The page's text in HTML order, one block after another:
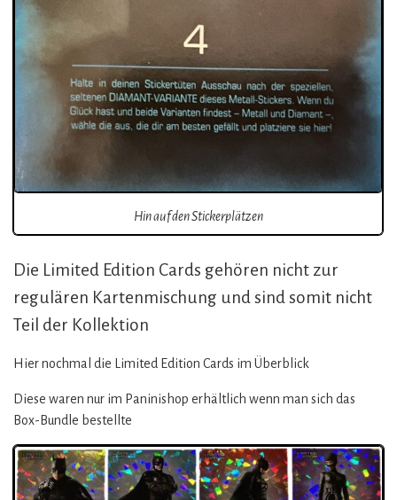
Hin auf den Stickerplätzen
Die Limited Edition Cards gehören nicht zur
regulären Kartenmischung und sind somit nicht
Teil der Kollektion
Hier nochmal die Limited Edition Cards im Überblick
Diese waren nur im Paninishop erhältlich wenn man sich das
Box-Bundle bestellte